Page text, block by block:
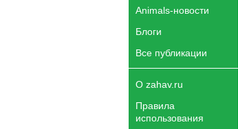
Animals-новости
Блоги
Все публикации
О zahav.ru
Правила
использования